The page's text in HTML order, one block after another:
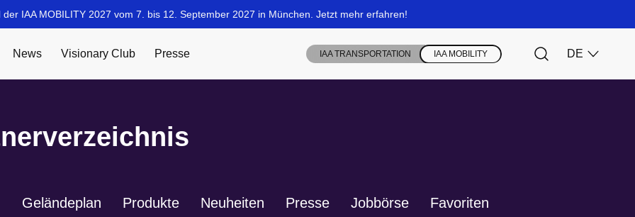
Geländeplan Produkte Neuheiten Presse Jobbörse Favoriten